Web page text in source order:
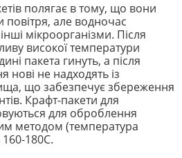
полягає в тому, що вони
але водночас
мікроорганізми. Після
високої температури
пакета гинуть, а після
нові не надходять із
що забезпечує збереження
Крафт-пакети для
для оброблення
методом (температура
160-180С.